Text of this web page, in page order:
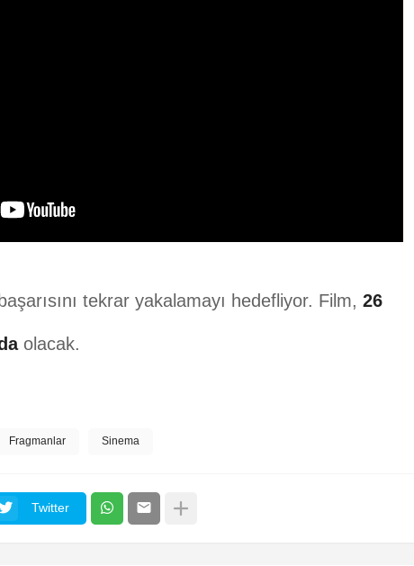
tekrar yakalamayı hedefliyor. Film, 26
olacak.
Fragmanlar Sinema
Twitter